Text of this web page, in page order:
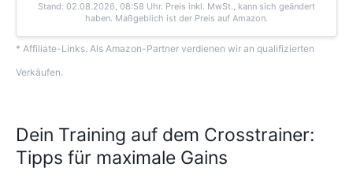
Stand: 02.08.2026, 08:58 Uhr. Preis inkl. MwSt., kann sich geändert
haben. Maßgeblich ist der Preis auf Amazon.
* Affiliate-Links. Als Amazon-Partner verdienen wir an qualifizierten
Verkäufen.
Dein Training auf dem Crosstrainer:
Tipps für maximale Gains